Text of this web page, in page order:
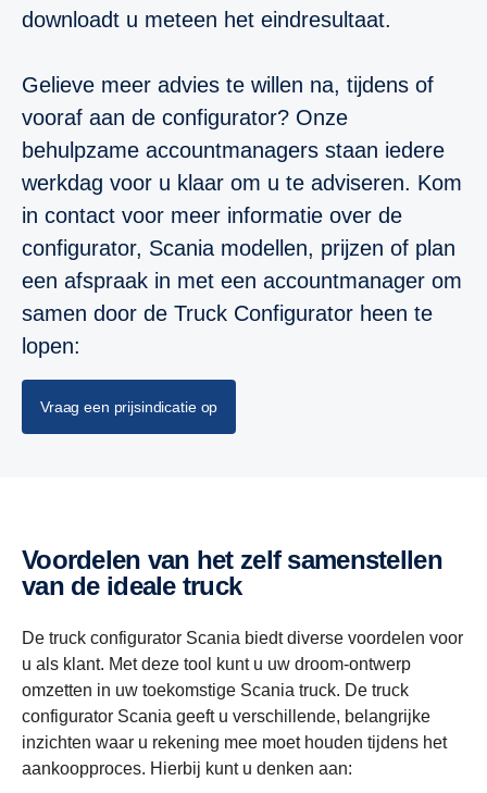
downloadt u meteen het eindresultaat.
Gelieve meer advies te willen na, tijdens of
vooraf aan de configurator? Onze
behulpzame accountmanagers staan iedere
werkdag voor u klaar om u te adviseren. Kom
in contact voor meer informatie over de
configurator, Scania modellen, prijzen of plan
een afspraak in met een accountmanager om
samen door de Truck Configurator heen te
lopen:
Vraag een prijsindicatie op
voordelen van het zelf samenstellen
van de ideale truck
De truck configurator Scania biedt diverse voordelen voor
u als klant. Met deze tool kunt u uw droom-ontwerp
omzetten in uw toekomstige Scania truck. De truck
configurator Scania geeft u verschillende, belangrijke
inzichten waar u rekening mee moet houden tijdens het
aankoopproces. Hierbij kunt u denken aan: